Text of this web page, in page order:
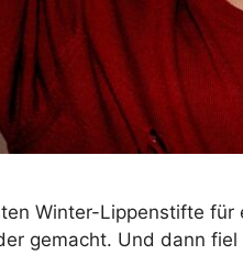
Winter-Lippenstifte
gemacht. Und dann